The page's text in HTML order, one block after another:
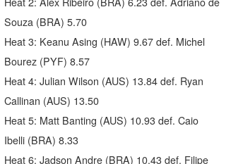
Souza (BRA) 5.70
Heat 3: Keanu Asing (HAW) 9.67 def. Michel
Bourez (PYF) 8.57
Heat 4: Julian Wilson (AUS) 13.84 def. Ryan
Callinan (AUS) 13.50
Heat 5: Matt Banting (AUS) 10.93 def. Caio
Ibelli (BRA) 8.33
Heat 6: Jadson Andre (BRA) 10.43 def. Filipe